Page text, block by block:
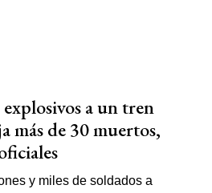
a un tren
más de 30 muertos,